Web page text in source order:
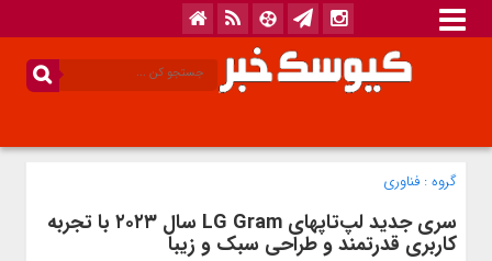
گروه : فناوری
سری جدید لپ‌تاپ­های LG Gram سال ۲۰۲۳ با تجربه
کاربری قدرتمند و طراحی سبک و زیبا